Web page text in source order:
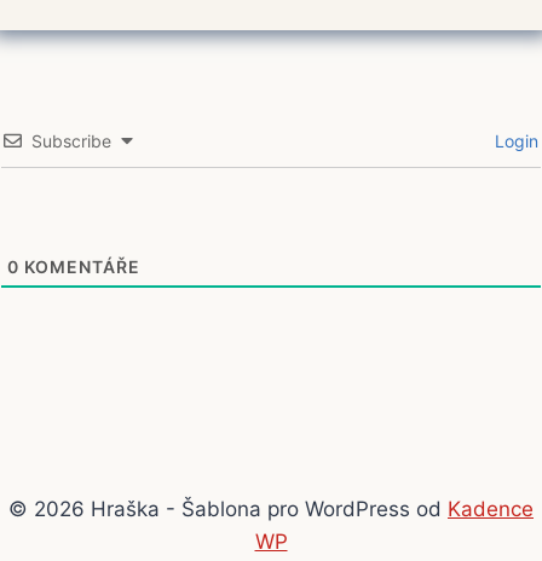
Subscribe Login
0 KOMENTÁŘE
© 2026 Hraška - Šablona pro WordPress od Kadence
WP